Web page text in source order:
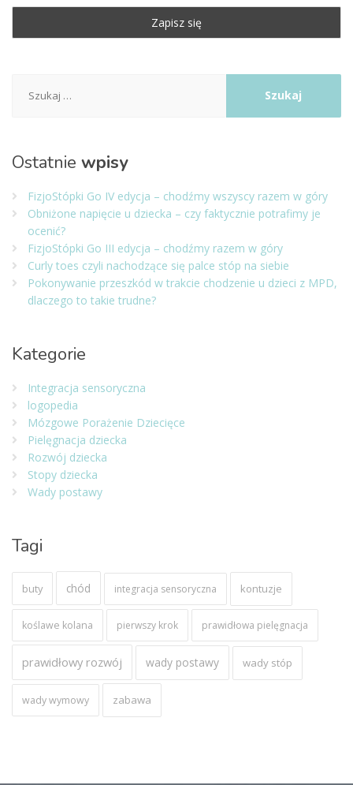
Ostatnie wpisy
FizjoStópki Go IV edycja – chodźmy wszyscy razem w góry
Obniżone napięcie u dziecka – czy faktycznie potrafimy je
ocenić?
FizjoStópki Go III edycja – chodźmy razem w góry
Curly toes czyli nachodzące się palce stóp na siebie
Pokonywanie przeszkód w trakcie chodzenie u dzieci z MPD,
dlaczego to takie trudne?
Kategorie
Integracja sensoryczna
logopedia
Mózgowe Porażenie Dziecięce
Pielęgnacja dziecka
Rozwój dziecka
Stopy dziecka
Wady postawy
Tagi
buty chód integracja sensoryczna kontuzje
koślawe kolana pierwszy krok prawidłowa pielęgnacja
prawidłowy rozwój wady postawy wady stóp
wady wymowy zabawa